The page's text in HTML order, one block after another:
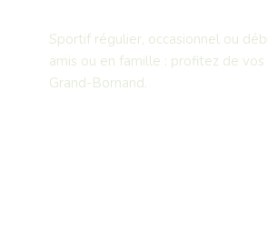
Sportif régulier, occasionnel ou
amis ou en famille : profitez de vos
Grand-Bornand.